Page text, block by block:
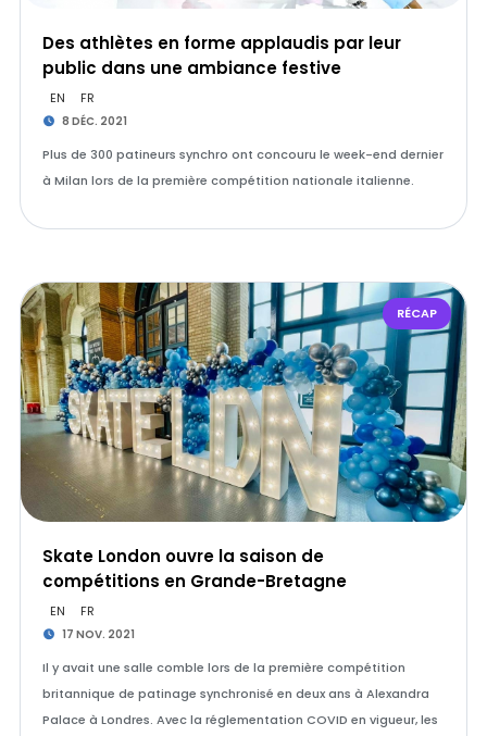
Des athlètes en forme applaudis par leur
public dans une ambiance festive
EN FR
8 DÉC. 2021
Plus de 300 patineurs synchro ont concouru le week-end dernier
à Milan lors de la première compétition nationale italienne.
RÉCAP
Skate London ouvre la saison de
compétitions en Grande-Bretagne
EN FR
17 NOV. 2021
Il y avait une salle comble lors de la première compétition
britannique de patinage synchronisé en deux ans à Alexandra
Palace à Londres. Avec la réglementation COVID en vigueur, les